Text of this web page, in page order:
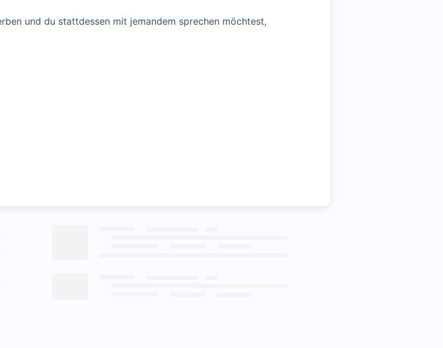
und du stattdessen mit jemandem sprechen möchtest,